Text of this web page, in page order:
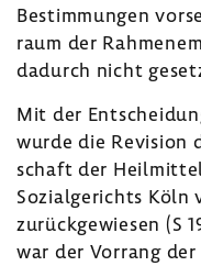
Bestim­mungen
raum der
dadurch nicht
Mit der
wurde die Revi­sion
schaft der
Sozi­al­ge­richts Köln
zurück­ge­wiesen (S
war der Vorrang